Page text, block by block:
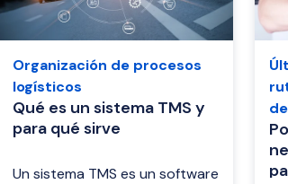
Organización de procesos
logísticos
Qué es un sistema TMS y
para qué sirve
Un sistema TMS es un software